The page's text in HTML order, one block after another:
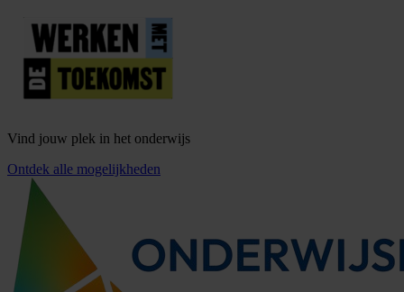
Vind jouw plek in het onderwijs
Ontdek alle mogelijkheden